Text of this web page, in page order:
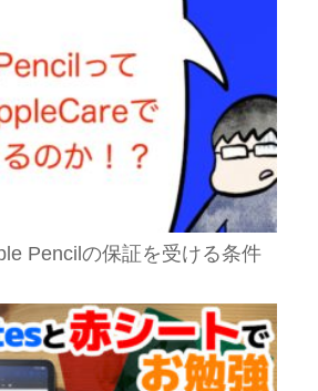
Pencilの保証を受ける条件